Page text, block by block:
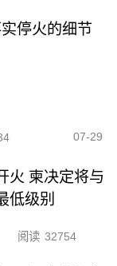
停火的细节
07-29
火 柬决定将与
低级别
阅读 32754